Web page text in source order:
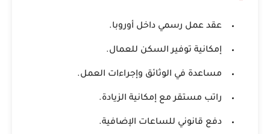
عقد عمل رسمي داخل أوروبا.
إمكانية توفير السكن للعمال.
مساعدة في الوثائق وإجراءات العمل.
راتب مستقر مع إمكانية الزيادة.
دفع قانوني للساعات الإضافية.